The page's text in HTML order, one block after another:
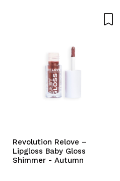
Revolution Relove –
Lipgloss Baby Gloss
Shimmer - Autumn